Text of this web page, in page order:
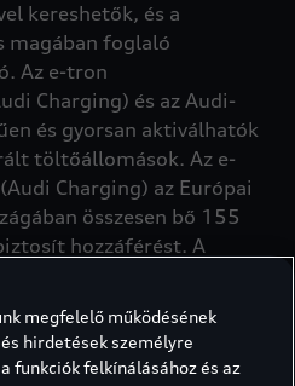
kereshetők, és a
magában foglaló
Az e-tron
Charging) és az Audi-
és gyorsan aktiválhatók
töltőállomások. Az e-
Charging) az Európai
összesen bő 155
hozzáférést. A
minden jelentős
kiterjed, így Ön 30
nekivághat a hosszú
megfelelő működésének
hirdetések személyre
funkciók felkínálásához és az